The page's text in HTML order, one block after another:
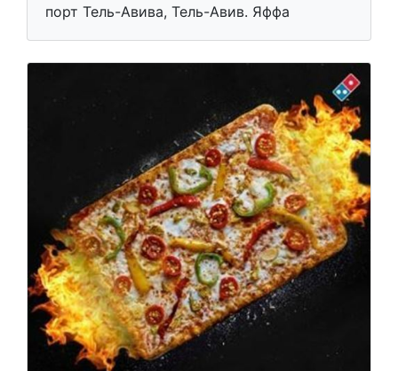
порт Тель-Авива, Тель-Авив. Яффа